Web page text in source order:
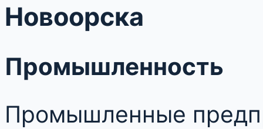
Новоорска
Промышленность
Промышленные